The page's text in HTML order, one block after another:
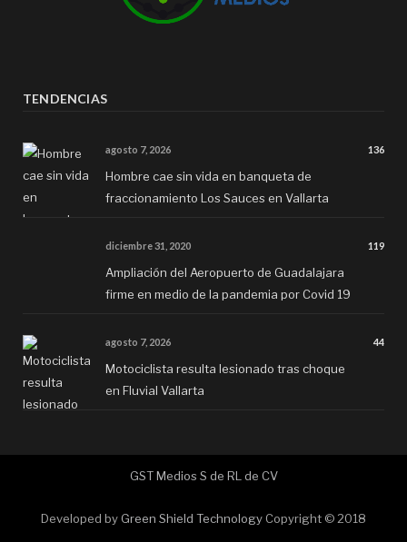
TENDENCIAS
agosto 7, 2026 136
Hombre cae sin vida en banqueta de
fraccionamiento Los Sauces en Vallarta
diciembre 31, 2020 119
Ampliación del Aeropuerto de Guadalajara
firme en medio de la pandemia por Covid 19
agosto 7, 2026 44
Motociclista resulta lesionado tras choque
en Fluvial Vallarta
GST Medios S de RL de CV
Developed by Green Shield Technology Copyright © 2018